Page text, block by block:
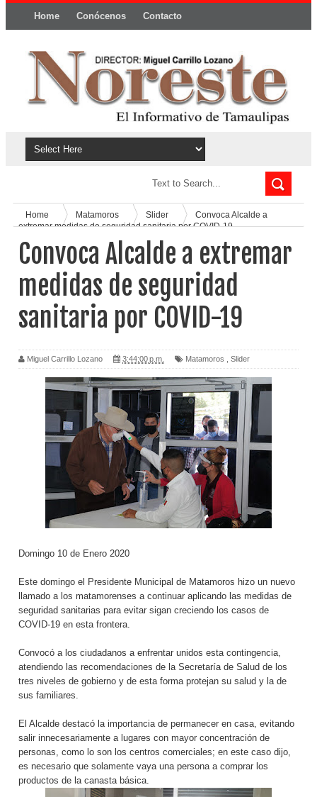
Home Conócenos Contacto
Home Matamoros Slider
Convoca Alcalde a
extremar medidas de seguridad sanitaria por COVID-19
Convoca Alcalde a extremar
medidas de seguridad
sanitaria por COVID-19
Miguel Carrillo Lozano 3:44:00 p.m. Matamoros Slider
Domingo 10 de Enero 2020
Este domingo el Presidente Municipal de Matamoros hizo un nuevo
llamado a los matamorenses a continuar aplicando las medidas de
seguridad sanitarias para evitar sigan creciendo los casos de
COVID-19 en esta frontera.
Convocó a los ciudadanos a enfrentar unidos esta contingencia,
atendiendo las recomendaciones de la Secretaría de Salud de los
tres niveles de gobierno y de esta forma protejan su salud y la de
sus familiares.
El Alcalde destacó la importancia de permanecer en casa, evitando
salir innecesariamente a lugares con mayor concentración de
personas, como lo son los centros comerciales; en este caso dijo,
es necesario que solamente vaya una persona a comprar los
productos de la canasta básica.